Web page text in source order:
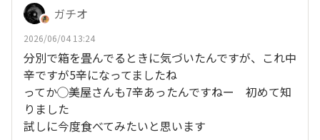
ガチオ
2026/06/04 13:24
分別で箱を畳んでるときに気づいたんですが、これ中
辛ですが5辛になってましたね
ってか◯美屋さんも7辛あったんですねー 初めて知
りました
試しに今度食べてみたいと思います